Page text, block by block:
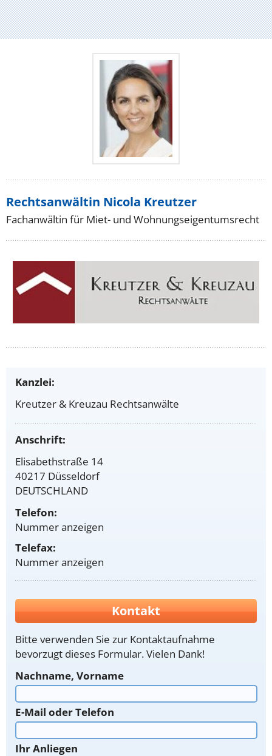
Rechtsanwältin Nicola Kreutzer
Fachanwältin für Miet- und Wohnungseigentumsrecht
Kanzlei:
Kreutzer & Kreuzau Rechtsanwälte
Anschrift:
Elisabethstraße 14
40217 Düsseldorf
DEUTSCHLAND
Telefon:
Nummer anzeigen
Telefax:
Nummer anzeigen
Kontakt
Bitte verwenden Sie zur Kontaktaufnahme
bevorzugt dieses Formular. Vielen Dank!
Nachname, Vorname
E-Mail oder Telefon
Ihr Anliegen